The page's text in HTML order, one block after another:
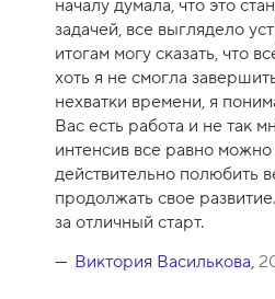
н
к
а
к
у
р
с
а
-
1
0
началу думала, что это
задачей, все выглядело
итогам могу сказать, что
хоть я не смогла
нехватки времени, я
Вас есть работа и не так
интенсив все равно
действительно полюбить
продолжать свое
за отличный старт.
Виктория Василькова,